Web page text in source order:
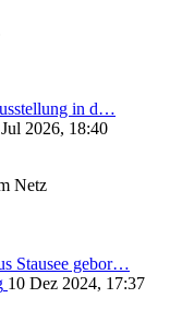
in d…
2026, 18:40
Netz
Stausee gebor…
10 Dez 2024, 17:37